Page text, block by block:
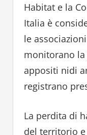
Habitat e la
Italia è
le
monitorano
appositi nidi
registrano
La perdita di
del territorio e